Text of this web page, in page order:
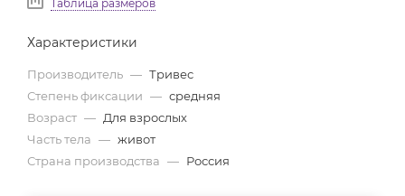
Таблица размеров
Характеристики
Производитель — Тривес
Степень фиксации — средняя
Возраст — Для взрослых
Часть тела — живот
Страна производства — Россия